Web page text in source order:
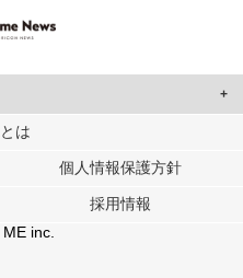
ザーに合わせたコンテンツや広告の
トナーに提供しています。
したときに収集した他の情報を組み
は
個人情報保護方針
採用情報
inc.